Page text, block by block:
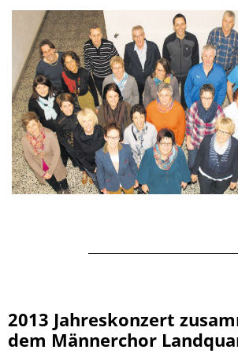
2013 Jahreskonzert
dem Männerchor